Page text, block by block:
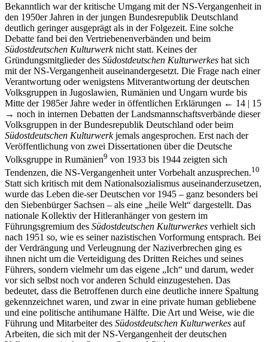
Bekanntlich war der kritische Umgang mit der NS-Vergangenheit in
den 1950er Jahren in der jungen Bundesrepublik Deutschland
deutlich geringer ausgeprägt als in der Folgezeit. Eine solche
Debatte fand bei den Vertriebenenverbänden und beim
Südostdeutschen Kulturwerknicht statt. Keines der
Gründungsmitglieder des Südostdeutschen Kulturwerkes hat sich
mit der NS-Vergangenheit auseinandergesetzt. Die Frage nach einer
Verantwortung oder wenigstens Mitverantwortung der deutschen
Volksgruppen in Jugoslawien, Rumänien und Ungarn wurde bis
Mitte der 1985er Jahre weder in öffentlichen Erklärungen ← 14 | 15
→ noch in internen Debatten der Landsmannschaftsverbände dieser
Volksgruppen in der Bundesrepublik Deutschland oder beim
Südostdeutschen Kulturwerkjemals angesprochen. Erst nach der
Veröffentlichung von zwei Dissertationen über die Deutsche
Volksgruppe in Rumänien9 von 1933 bis 1944 zeigten sich
Tendenzen, die NS-Vergangenheit unter Vorbehalt anzusprechen.10
Statt sich kritisch mit dem Nationalsozialismus auseinanderzusetzen,
wurde das Leben die-ser Deutschen vor 1945 – ganz besonders bei
den Siebenbürger Sachsen – als eine „heile Welt“ dargestellt. Das
nationale Kollektiv der Hitleranhänger von gestern im
Führungsgremium des Südostdeutschen Kulturwerkes verhielt sich
nach 1951 so, wie es seiner nazistischen Vorformung entsprach. Bei
der Verdrängung und Verleugnung der Naziverbrechen ging es
ihnen nicht um die Verteidigung des Dritten Reiches und seines
Führers, sondern vielmehr um das eigene „Ich“ und darum, weder
vor sich selbst noch vor anderen Schuld einzugestehen. Das
bedeutet, dass die Betroffenen durch eine deutliche innere Spaltung
gekennzeichnet waren, und zwar in eine private human gebliebene
und eine politische antihumane Hälfte. Die Art und Weise, wie die
Führung und Mitarbeiter des Südostdeutschen Kulturwerkes auf
Arbeiten, die sich mit der NS-Vergangenheit der deutschen